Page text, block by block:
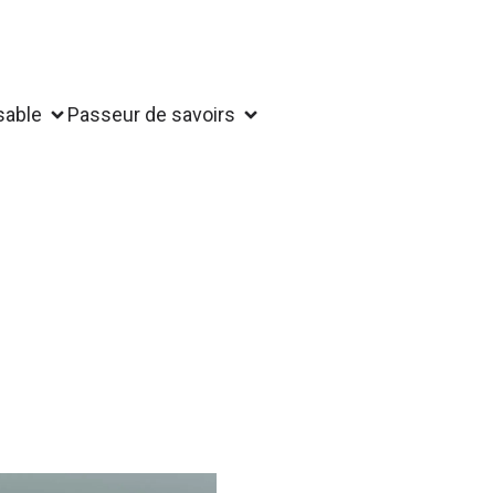
Passeur de savoirs